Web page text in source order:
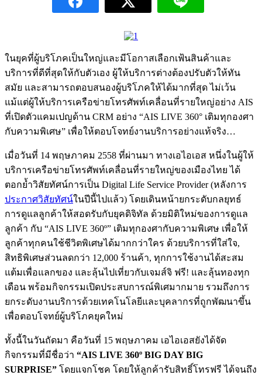
ในยุคที่ผู้บริโภคเป็นใหญ่และมีโอกาสเลือกเฟ้นสินค้าและ
บริการที่ดีที่สุดให้กับตัวเอง ผู้ให้บริการต่างต้องปรับตัวให้ทัน
สมัย และสามารถตอบสนองผู้บริโภคให้ได้มากที่สุด ไม่เว้น
แม้แต่ผู้ให้บริการเครือข่ายโทรศัพท์เคลื่อนที่รายใหญ่อย่าง AIS
ที่เปิดตัวแคมเปญด้าน CRM อย่าง “AIS LIVE 360° เติมทุกองศา
กับความพิเศษ” เพื่อให้ตอบโจทย์งานบริการอย่างแท้จริง…
เมื่อวันที่ 14 พฤษภาคม 2558 ที่ผ่านมา ทางเอไอเอส หนึ่งในผู้ให้
บริการเครือข่ายโทรศัพท์เคลื่อนที่รายใหญ่ของเมืองไทย ได้
ตอกย้ำวิสัยทัศน์การเป็น Digital Life Service Provider (หลังการ
ประกาศวิสัยทัศน์ในปีนี้ไปแล้ว) โดยเดินหน้ายกระดับกลยุทธ์
การดูแลลูกค้าให้สอดรับกับยุคดิจิทัล ด้วยมิติใหม่ของการดูแล
ลูกค้า กับ “AIS LIVE 360º” เติมทุกองศากับความพิเศษ เพื่อให้
ลูกค้าทุกคนใช้ชีวิตพิเศษได้มากกว่าใคร ด้วยบริการที่ใส่ใจ,
สิทธิพิเศษส่วนลดกว่า 12,000 ร้านค้า, ทุกการใช้งานได้สะสม
แต้มเพื่อแลกของ และลุ้นไปเที่ยวกับเจมส์จิ ฟรี! และลุ้นทองทุก
เดือน พร้อมกิจกรรมเปิดประสบการณ์พิเศมากมาย รวมถึงการ
ยกระดับงานบริการด้วยเทคโนโลยีและบุคลากรที่ถูกพัฒนาขึ้น
เพื่อตอบโจทย์ผู้บริโภคยุคใหม่
ทั้งนี้ในวันถัดมา คือวันที่ 15 พฤษภาคม เอไอเอสยังได้จัด
กิจกรรมที่มีชื่อว่า “AIS LIVE 360º BIG DAY BIG
SURPRISE” โดยแจกโชค โดยให้ลูกค้ารับสิทธิ์โทรฟรี ได้จนถึง